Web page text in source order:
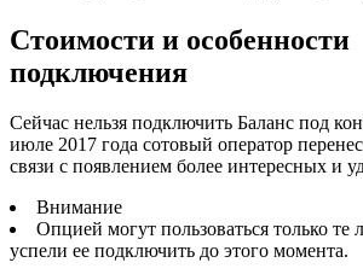
Стоимости и особенности
подключения
Сейчас нельзя подключить Баланс под
июле 2017 года сотовый оператор
связи с появлением более интересных и
Внимание
Опцией могут пользоваться только те
успели ее подключить до этого момента.